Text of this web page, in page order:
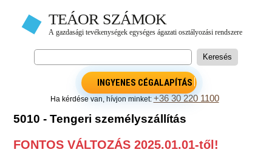
INGYENES CÉGALAPÍTÁS
Ha kérdése van, hívjon minket:+36 30 220 1100
5010 - Tengeri személyszállítás
FONTOS VÁLTOZÁS 2025.01.01-től!